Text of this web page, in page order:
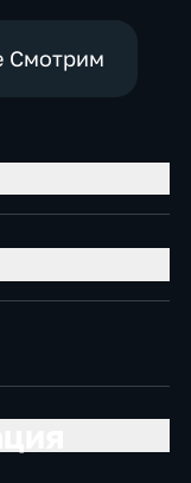
Смотрим